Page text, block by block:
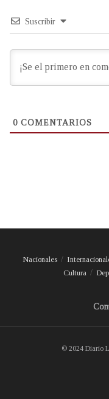
Suscribir
0 COMENTARIOS
Nacionales
Cultura
© 2024 Diario